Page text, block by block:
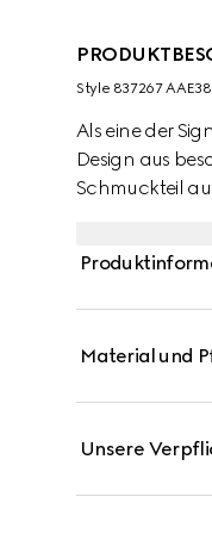
Style ‎837267
Als eine der
Design aus
Schmuckteil
Material und
Unsere